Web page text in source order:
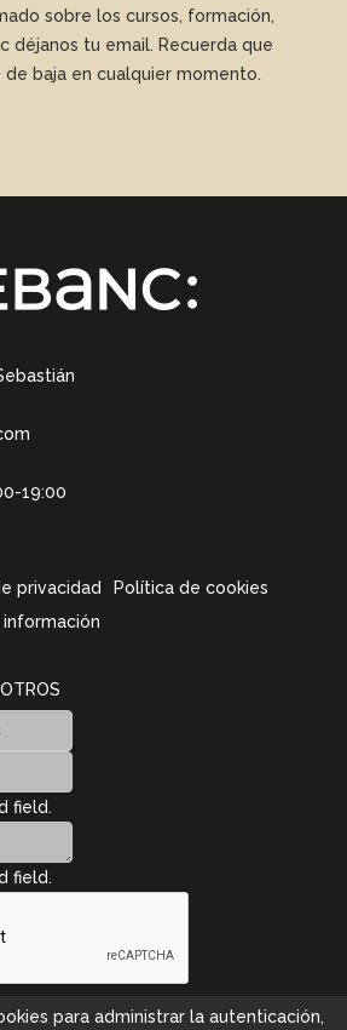
sobre los cursos, formación,
déjanos tu email. Recuerda que
baja en cualquier momento.
19:00
privacidad
Política de cookies
field.
field.
para administrar la autenticación,